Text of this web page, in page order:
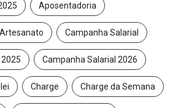
Aposentadoria
Artesanato Campanha Salarial
Campanha Salarial 2026
Charge Charge da Semana